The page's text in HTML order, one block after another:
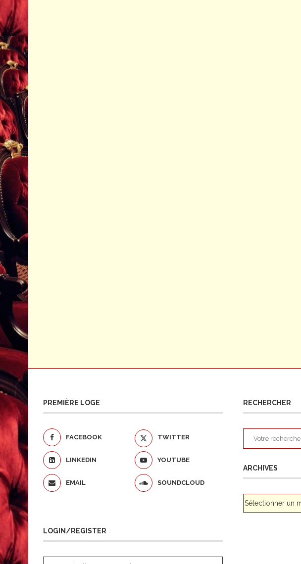
PREMIÈRE LOGE
FACEBOOK TWITTER
LINKEDIN YOUTUBE
EMAIL SOUNDCLOUD
LOGIN/REGISTER
RECHERCHER
ARCHIVES